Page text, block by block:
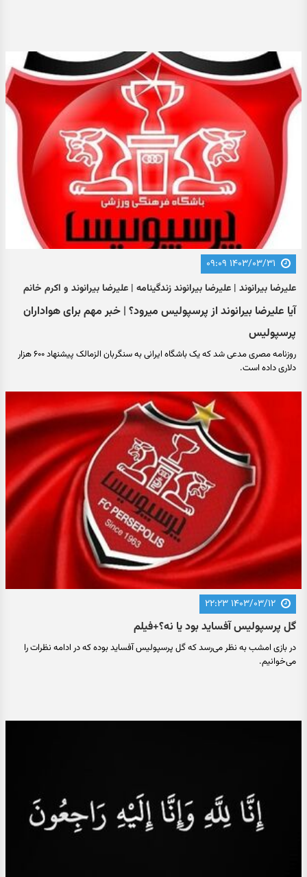
۱۴۰۳/۰۳/۳۱ ۰۹:۰۹
علیرضا بیرانوند | علیرضا بیرانوند زندگینامه | علیرضا بیرانوند و اکرم خانم
آیا علیرضا بیرانوند از پرسپولیس میرود؟ | خبر مهم برای هواداران
پرسپولیس
روزنامه مصری مدعی شد که یک باشگاه ایرانی به سنگربان الزمالک پیشنهاد ۶۰۰ هزار
دلاری داده است.
۱۴۰۳/۰۳/۱۲ ۲۲:۲۳
گل پرسپولیس آفساید بود یا نه؟+فیلم
در بازی امشب به نظر می‌رسد که گل پرسپولیس آفساید بوده که در ادامه نظرات را
می‌خوانیم.